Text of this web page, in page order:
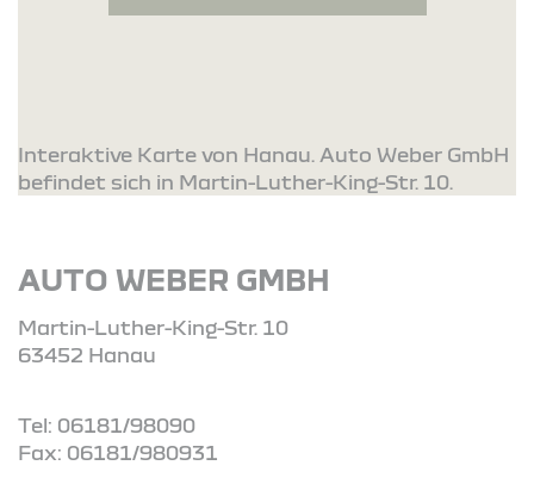
Interaktive Karte von Hanau. Auto Weber GmbH
befindet sich in Martin-Luther-King-Str. 10.
AUTO WEBER GMBH
Martin-Luther-King-Str. 10
63452 Hanau
Tel: 06181/98090
Fax: 06181/980931